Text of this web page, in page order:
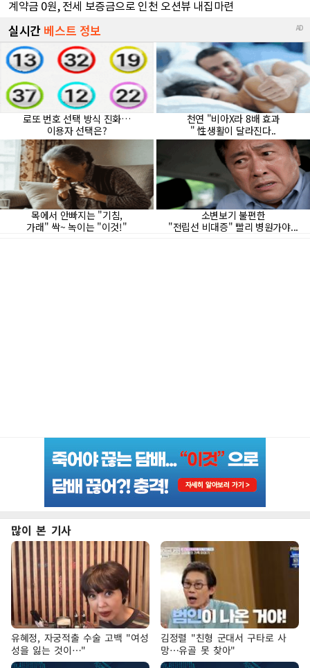
많이 본 기사
유혜정, 자궁적출 수술 고백 "여성
성을 잃는 것이…"
김정렬 "친형 군대서 구타로 사
망…유골 못 찾아"